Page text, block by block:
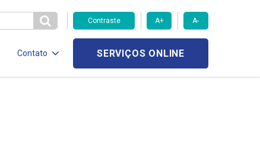
Contraste A+ A-
Contato SERVIÇOS ONLINE